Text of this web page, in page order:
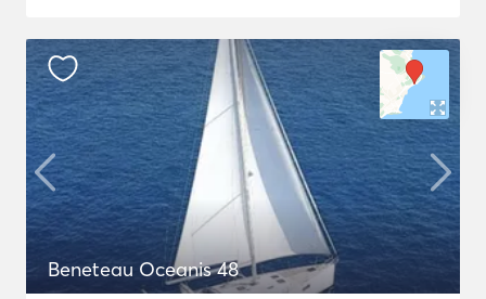
Beneteau Oceanis 48